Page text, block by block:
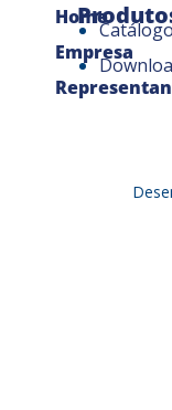
Home
Empresa